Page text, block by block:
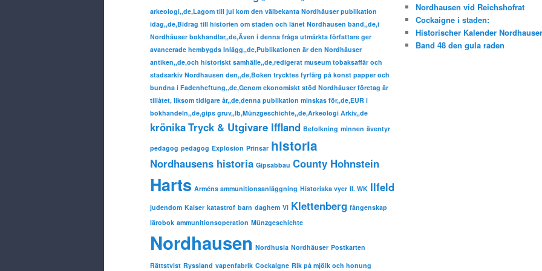
arkeologi,,de,Lagom till jul kom den välbekanta Nordhäuser publikation
idag,,de,Bidrag till historien om staden och länet Nordhausen band,,de,i
Nordhäuser bokhandlar,,de,Även i denna fråga utmärkta författare ger
avancerade hembygds Inlägg,,de,Publikationen är den Nordhäuser
antiken,,de,och historiskt samhälle,,de,redigerat museum tobaksaffär och
stadsarkiv Nordhausen den,,de,Boken trycktes fyrfärg på konst papper och
bundna i Fadenheftung,,de,Genom ekonomiskt stöd Nordhäuser företag är
tillåtet, liksom tidigare år,,de,denna publikation minskas för,,de,EUR i
bokhandeln,,de,gips gruv,,lb,Münzgeschichte,,de,Arkeologi Arkiv,,de
krönikaTryck & Utgivare Iffland Befolkning minnen äventyr
pedagog pedagog Explosion Prinsar historia
Nordhausens historia Gipsabbau County Hohnstein
Harts Arméns ammunitionsanläggning Historiska vyer II. WK Ilfeld
judendom Kaiser katastrof barn daghem Vi Klettenberg fångenskap
lärobok ammunitionsoperation Münzgeschichte
Nordhausen Nordhusia Nordhäuser Postkarten
Rättstvist Ryssland vapenfabrik Cockaigne Rik på mjölk och honung
Nordhausen vid Reichshofrat
Cockaigne i staden:
Historischer Kalender
Band 48 den gula raden